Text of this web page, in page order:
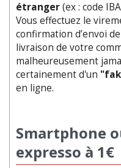
étranger(ex : code
Vous effectuez le
confirmation d’envoi
livraison de votre
malheureusement
certainement d'un
en ligne.
Smartphone
expresso à 1€